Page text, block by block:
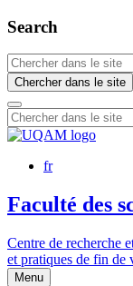
Search
Chercher dans le site
fr
Faculté des
Centre de recherche
et pratiques de fin de
Menu